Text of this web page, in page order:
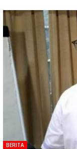
BERITA